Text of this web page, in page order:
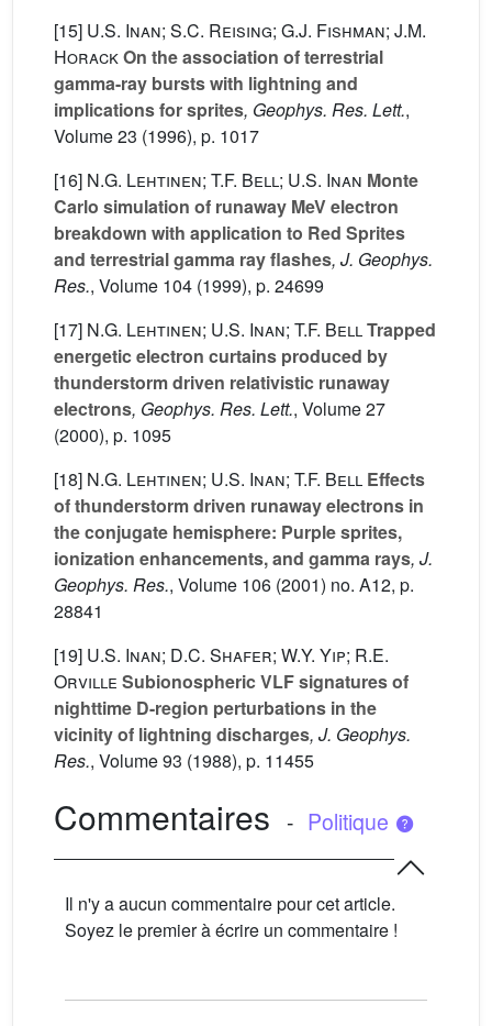
[15] U.S. Inan; S.C. Reising; G.J. Fishman; J.M.
HorackOn the association of terrestrial
gamma-ray bursts with lightning and
implications for sprites, Geophys. Res. Lett.,
Volume 23 (1996), p. 1017
[16] N.G. Lehtinen; T.F. Bell; U.S. Inan Monte
Carlo simulation of runaway MeV electron
breakdown with application to Red Sprites
and terrestrial gamma ray flashes, J. Geophys.
Res., Volume 104 (1999), p. 24699
[17] N.G. Lehtinen; U.S. Inan; T.F. BellTrapped
energetic electron curtains produced by
thunderstorm driven relativistic runaway
electrons, Geophys. Res. Lett., Volume 27
(2000), p. 1095
[18] N.G. Lehtinen; U.S. Inan; T.F. Bell Effects
of thunderstorm driven runaway electrons in
the conjugate hemisphere: Purple sprites,
ionization enhancements, and gamma rays, J.
Geophys. Res., Volume 106 (2001) no. A12, p.
28841
[19] U.S. Inan; D.C. Shafer; W.Y. Yip; R.E.
Orville Subionospheric VLF signatures of
nighttime D-region perturbations in the
vicinity of lightning discharges, J. Geophys.
Res., Volume 93 (1988), p. 11455
Commentaires - Politique
Il n'y a aucun commentaire pour cet article.
Soyez le premier à écrire un commentaire !